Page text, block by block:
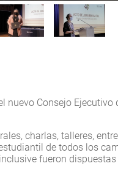
nuevo Consejo Ejecutivo
charlas, talleres,
de todos los
fueron dispuestas